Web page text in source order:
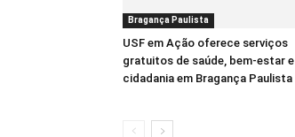
Bragança Paulista
USF em Ação oferece serviços
gratuitos de saúde, bem-estar e
cidadania em Bragança Paulista